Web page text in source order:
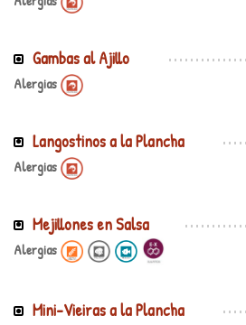
Gambas al Ajillo
Alergias
Langostinos a la Plancha
Alergias
Mejillones en Salsa
Alergias
Mini-Vieiras a la Plancha